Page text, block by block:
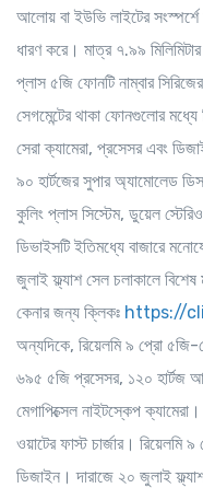
আলোয় বা ইউভি লাইটের
ধারণ করে। মাত্র ৭.৯৯
প্লাস ৫জি ফোনটি নাম্বার
সেগমেন্টের থাকা ফোনগুলোর
সেরা ক্যামেরা, প্রসেসর এবং
৯০ হার্টজের সুপার অ্যামোলেড
কুলিং প্লাস সিস্টেম, ডুয়েল
ডিভাইসটি ইতিমধ্যে বাজারে
জুলাই ফ্ল্যাশ সেল চলাকালে
কেনার জন্য ক্লিকঃ https://
অন্যদিকে, রিয়েলমি ৯ প্রো ৫জি-
৬৯৫ ৫জি প্রসেসর, ১২০ হার্টজ
মেগাপিক্সেল নাইটস্কেপ
ওয়াটের ফাস্ট চার্জার।
ডিজাইন। দারাজে ২০ জুলাই